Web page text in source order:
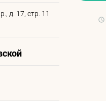
д. 17, стр. 11